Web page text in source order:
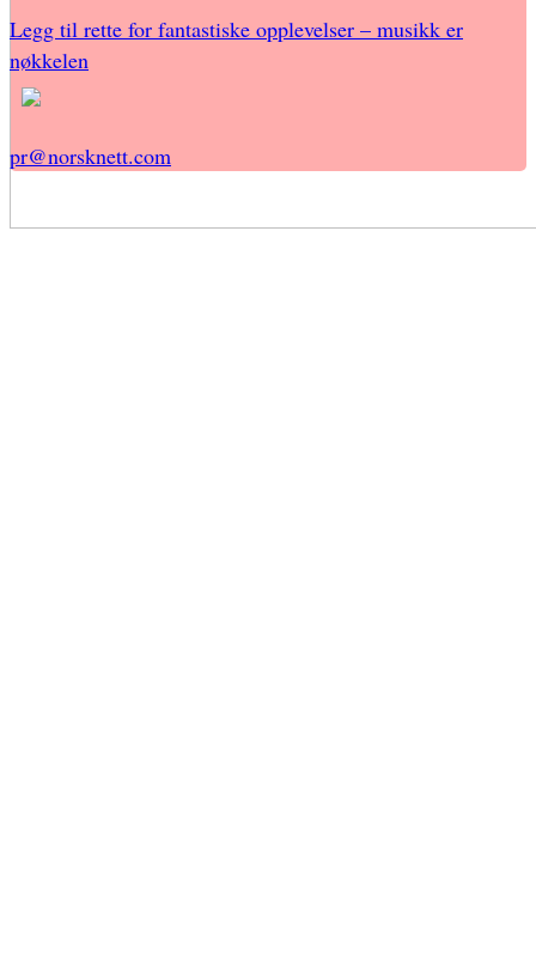
Legg til rette for fantastiske opplevelser – musikk er
nøkkelen
pr@norsknett.com